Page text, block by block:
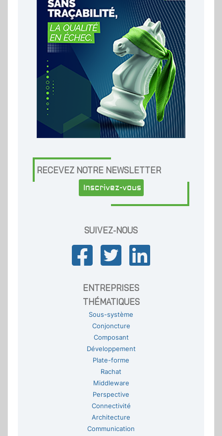
RECEVEZ NOTRE NEWSLETTER
Inscrivez-vous
SUIVEZ-NOUS
ENTREPRISES
THÉMATIQUES
Sous-système
Conjoncture
Composant
Développement
Plate-forme
Rachat
Middleware
Perspective
Connectivité
Architecture
Communication